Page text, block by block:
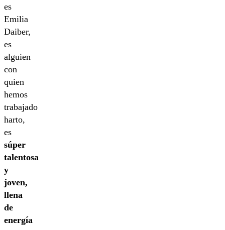
es
Emilia
Daiber,
es
alguien
con
quien
hemos
trabajado
harto,
es
súper
talentosa
y
joven,
llena
de
energía